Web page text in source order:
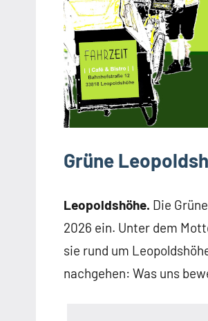
Grüne
Leopoldshöhe. Die
2026 ein. Unter dem
sie rund um
nachgehen: Was uns